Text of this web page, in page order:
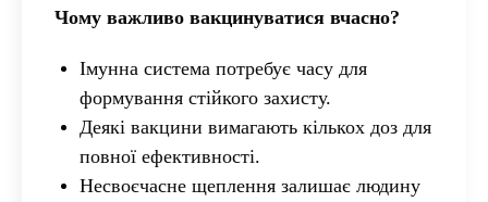
Чому важливо вакцинуватися вчасно?
Імунна система потребує часу для
формування стійкого захисту.
Деякі вакцини вимагають кількох доз для
повної ефективності.
Несвоєчасне щеплення залишає людину